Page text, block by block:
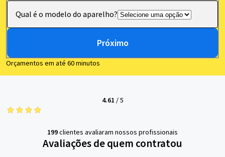
Qual é o modelo do aparelho?
Próximo
Orçamentos em até 60 minutos
4.61 /5
199clientes avaliaram nossos profissionais
Avaliações de quem contratou